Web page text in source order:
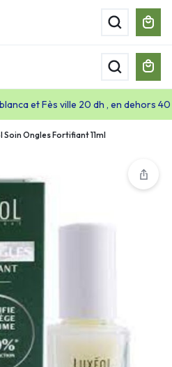
et Fès ville 20 dh , en dehors
Soin Ongles Fortifiant 11ml